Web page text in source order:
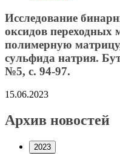
Исследование
оксидов переходных
полимерную
сульфида натрия.
№5, с. 94-97.
15.06.2023
Архив новостей
2023